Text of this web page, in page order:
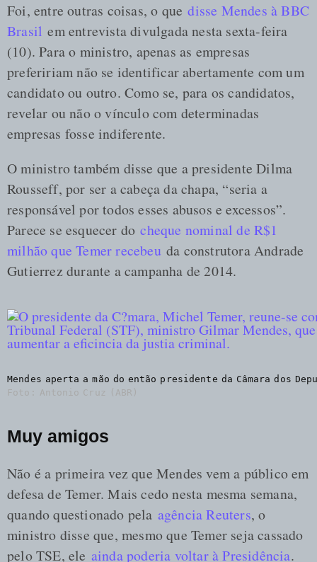
Foi, entre outras coisas, o quedisse Mendes à BBC
Brasil em entrevista divulgada nesta sexta-feira
(10). Para o ministro, apenas as empresas
prefeririam não se identificar abertamente com um
candidato ou outro. Como se, para os candidatos,
revelar ou não o vínculo com determinadas
empresas fosse indiferente.
O ministro também disse que a presidente Dilma
Rousseff, por ser a cabeça da chapa, “seria a
responsável por todos esses abusos e excessos”.
Parece se esquecer docheque nominal de R$1
milhão que Temer recebeu da construtora Andrade
Gutierrez durante a campanha de 2014.
Mendes aperta a mão do então presidente da Câmara dos
Foto: Antonio Cruz (ABR)
Muy amigos
Não é a primeira vez que Mendes vem a público em
defesa de Temer. Mais cedo nesta mesma semana,
quando questionado pela agência Reuters, o
ministro disse que, mesmo que Temer seja cassado
pelo TSE, ele ainda poderia voltar à Presidência.